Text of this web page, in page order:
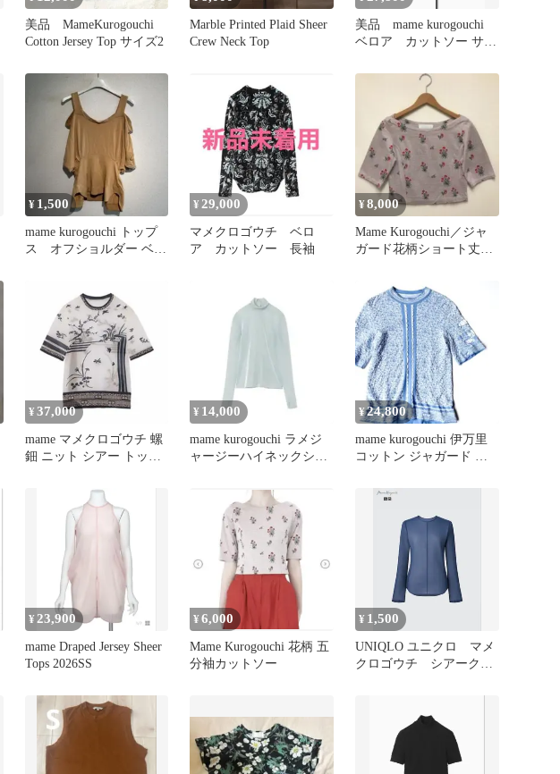
美品 MameKurogouchi
Cotton Jersey Top サイズ2
Marble Printed Plaid Sheer
Crew Neck Top
美品 mame kurogouchi
ベロア カットソー サイ
¥ 1,500
mame kurogouchi トップ
ス オフショルダー ベー
¥ 29,000
マメクロゴウチ ベロ
ア カットソー 長袖
¥8,000
Mame Kurogouchi／ジャ
ガード花柄ショート丈カ
¥ 37,000
mame マメクロゴウチ 螺
鈿 ニット シアー トップ
¥ 14,000
mame kurogouchi ラメジ
ャージーハイネックシア
¥24,800
mame kurogouchi 伊万里
コットン ジャガード ト
¥23,900
mame Draped Jersey Sheer
Tops 2026SS
¥ 6,000
Mame Kurogouchi 花柄 五
分袖カットソー
¥ 1,500
UNIQLO ユニクロ マメ
クロゴウチ シアークル